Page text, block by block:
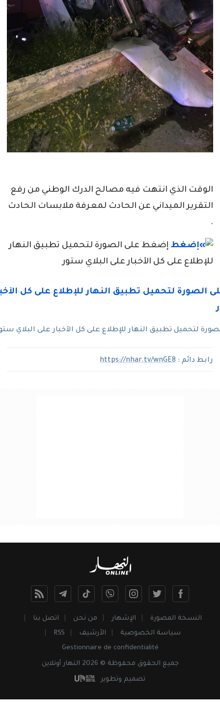
الوقت الذي انتهت فيه مصالح الدرك الوطني من رفع
التقرير الميداني عن الحادث لمعرفة ملابسات الحادث
.
إضغط على الصورة لتحميل تطبيق النهار
للإطلاع على كل الآخبار على البلاي ستور
لتحميل تطبيق النهار للإطلاع على كل الآخبار على البلاي
رابط دائم : https://nhar.tv/wnGE8
النسخة المصورة الإشهار من نحن
اتصل بنا
سياسة الخصوصية
الأرشيف
RSS
Gestionnaire de confidentialité
جميع الحقوق محفوظة © 2026 النهار أونلاين
تصميم وتطوير